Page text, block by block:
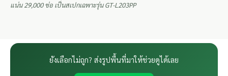
แน่น 29,000 ช่อ เป็นสเปกเฉพาะรุ่น GT-L203PP
ยังเลือกไม่ถูก? ส่งรูปพื้นที่มาให้ช่วยดูได้เลย